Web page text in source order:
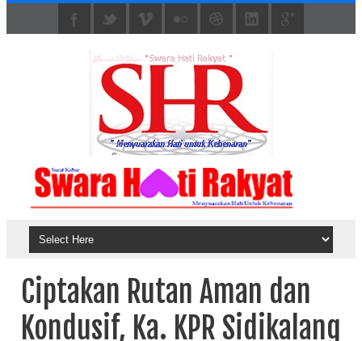
Ciptakan Rutan Aman dan
Kondusif, Ka. KPR Sidikalang